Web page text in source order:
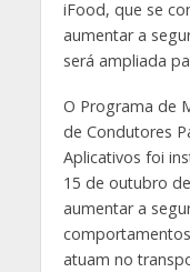
iFood, que se
aumentar a
será ampliada
O Programa de
de Condutores
Aplicativos foi
15 de outubro
aumentar a
atuam no